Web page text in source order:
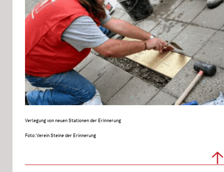
Verlegung von neuen Stationen der Erinnerung
Foto: Verein Steine der Erinnerung